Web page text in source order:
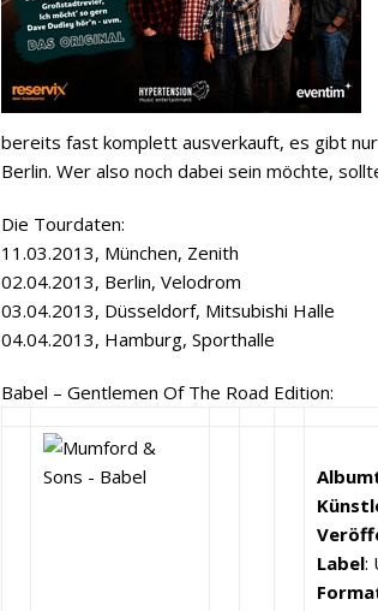
bereits fast komplett ausverkauft, es gibt
Berlin. Wer also noch dabei sein möchte,
Die Tourdaten:
11.03.2013, München, Zenith
02.04.2013, Berlin, Velodrom
03.04.2013, Düsseldorf, Mitsubishi Halle
04.04.2013, Hamburg, Sporthalle
Babel – Gentlemen Of The Road Edition:
Label: